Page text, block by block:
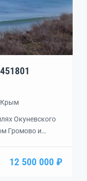
га., код: 451801
Крым
Окуневского
Громово и
640- это общий
12 500 000 ₽